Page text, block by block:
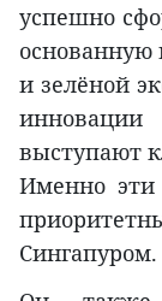
успешно
основанную
и зелёной
выступают
Именно эти
Сингапуром.